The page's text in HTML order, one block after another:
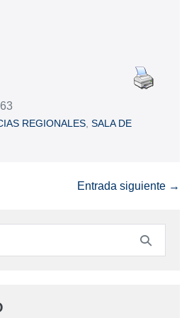
REGIONALES SALA DE
Entrada siguiente →